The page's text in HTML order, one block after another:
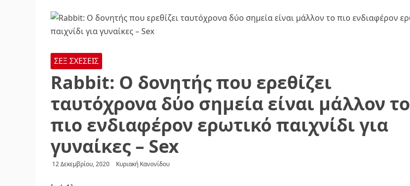
ΣΕΞ ΣΧΕΣΕΙΣ
Rabbit: Ο δονητής που ερεθίζει
ταυτόχρονα δύο σημεία είναι μάλλον το
πιο ενδιαφέρον ερωτικό παιχνίδι για
γυναίκες – Sex
12 Δεκεμβρίου, 2020 Κυριακή Κανονίδου